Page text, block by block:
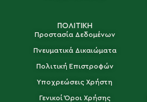
ΠΟΛΙΤΙΚΗ
Προστασία Δεδομένων
Πνευματικά Δικαιώματα
Πολιτική Επιστροφών
Υποχρεώσεις Χρήστη
Γενικοί Όροι Χρήσης